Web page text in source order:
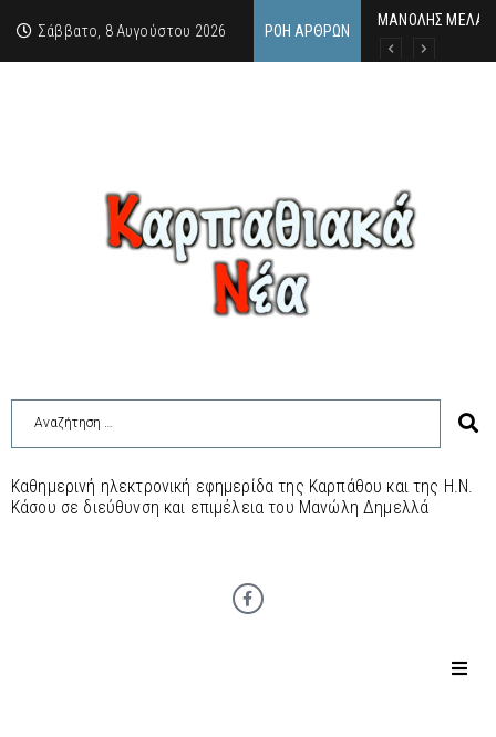
Σάββατο, 8 Αυγούστου 2026 ΡΟΉ ΆΡΘΡΩΝ
MΑΝΟΛΗΣ ΜΕΛΑΣ:
ΕΚΔΗΛΩΣΗ ΤΙΜΗΣ
Κάθε καλοκαίρι
Καθημερινή ηλεκτρονική εφημερίδα της Καρπάθου και της Η.Ν.
Κάσου σε διεύθυνση και επιμέλεια του Μανώλη Δημελλά